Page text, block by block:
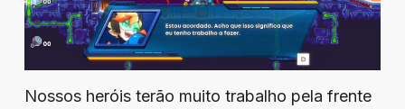
Nossos heróis terão muito trabalho pela frente